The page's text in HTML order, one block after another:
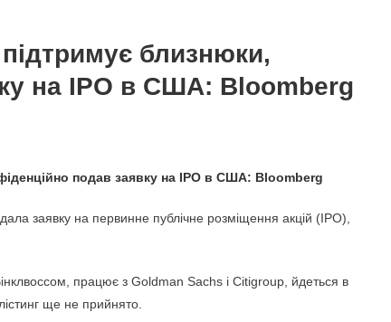
близнюки,
на IPO в США: Bloomberg
подав заявку на IPO в США: Bloomberg
заявку на первинне публічне розміщення акцій (IPO),
працює з Goldman Sachs і Citigroup, йдеться в
ще не прийнято.